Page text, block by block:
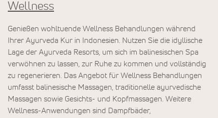
Wellness
Genießen wohltuende Wellness Behandlungen während
Ihrer Ayurveda Kur in Indonesien. Nutzen Sie die idyllische
Lage der Ayurveda Resorts, um sich im balinesischen Spa
verwöhnen zu lassen, zur Ruhe zu kommen und vollständig
zu regenerieren. Das Angebot für Wellness Behandlungen
umfasst balinesische Massagen, traditionelle ayurvedische
Massagen sowie Gesichts- und Kopfmassagen. Weitere
Wellness-Anwendungen sind Dampfbäder,